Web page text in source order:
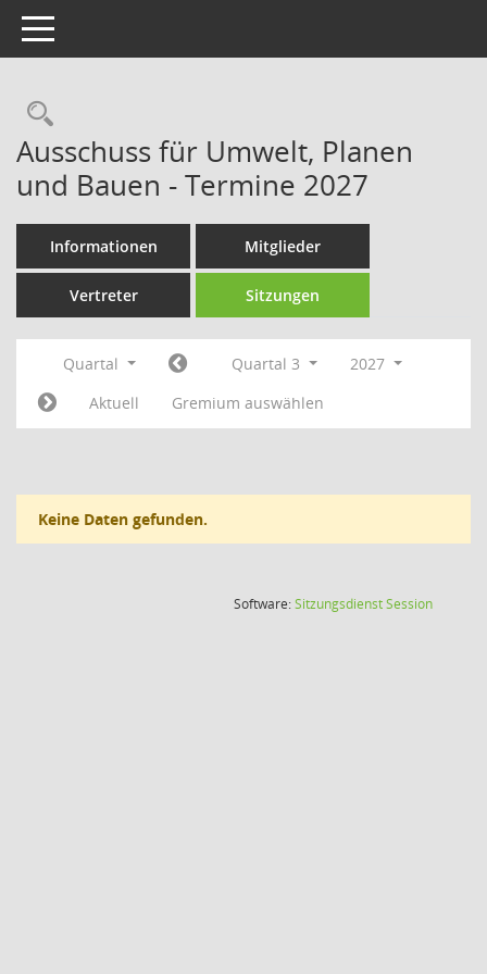
Toggle navigation
Rechercheauswahl
Ausschuss für Umwelt, Planen
und Bauen - Termine 2027
Informationen Mitglieder
Vertreter Sitzungen
Quartal Quartal 3
2027
Aktuell
Gremium auswählen
Keine Daten gefunden.
Software:SitzungsdienstSession(Wird in